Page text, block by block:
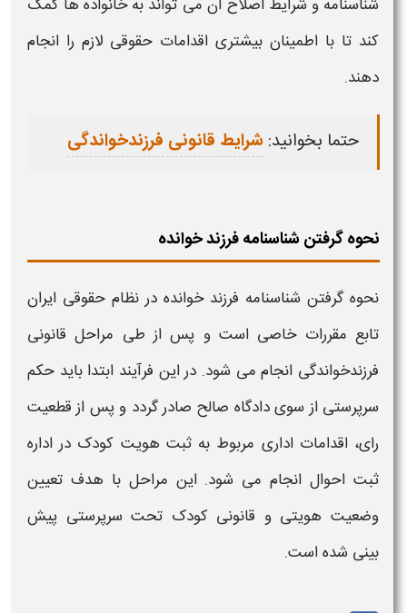
شناسنامهو شرایط اصلاح آن می‌ تواند به خانواده‌ ها کمک
کند تا با اطمینان بیشتری اقدامات حقوقی لازم را انجام
دهند.
حتما بخوانید:شرایط قانونی فرزندخواندگی
نحوه گرفتن شناسنامه فرزند خوانده
نحوه گرفتن شناسنامه فرزند خوانده در نظام حقوقی ایران
تابع مقررات خاصی است و پس از طی مراحل قانونی
فرزندخواندگی انجام می‌ شود. در این فرآیند ابتدا باید حکم
سرپرستی از سوی دادگاه صالح صادر گردد و پس از قطعیت
رای، اقدامات اداری مربوط به ثبت هویت کودک در اداره
ثبت احوال انجام می‌ شود. این مراحل با هدف تعیین
وضعیت هویتی و قانونی کودک تحت سرپرستی پیش‌
بینی شده است.